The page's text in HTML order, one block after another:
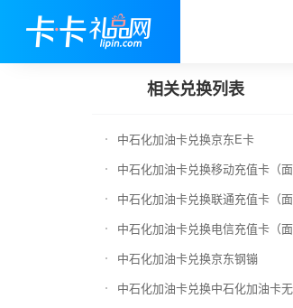
相关兑换列表
中石化加油卡兑换京东E卡
中石化加油卡兑换京东钢镚